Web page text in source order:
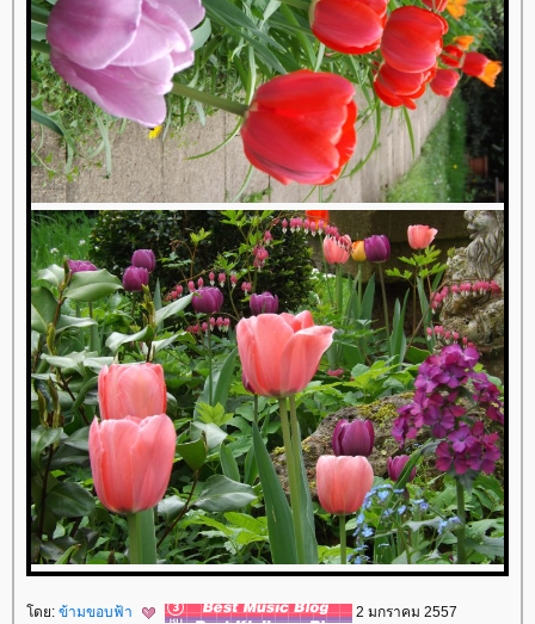
ดย: ข้ามขอบฟ้า 2 มกราคม 2557